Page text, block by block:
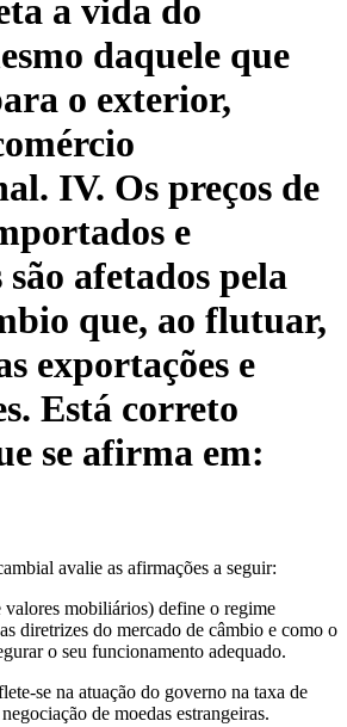
a vida do
daquele que
o exterior,
IV. Os preços de
e
afetados pela
que, ao flutuar,
exportações e
Está correto
se afirma em:
avalie as afirmações a seguir:
mobiliários) define o regime
diretrizes do mercado de câmbio e como o
o seu funcionamento adequado.
se na atuação do governo na taxa de
de moedas estrangeiras.